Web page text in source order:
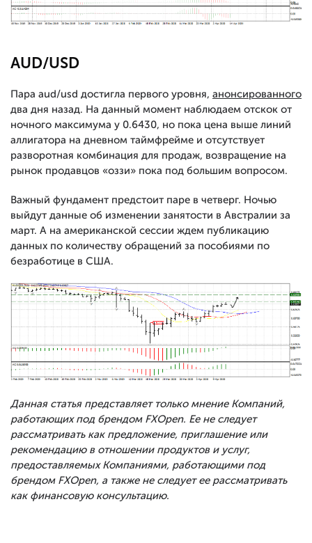
AUD/USD
Пара aud/usd достигла первого уровня, анонсированного
два дня назад. На данный момент наблюдаем отскок от
ночного максимума у 0.6430, но пока цена выше линий
аллигатора на дневном таймфрейме и отсутствует
разворотная комбинация для продаж, возвращение на
рынок продавцов «оззи» пока под большим вопросом.
Важный фундамент предстоит паре в четверг. Ночью
выйдут данные об изменении занятости в Австралии за
март. А на американской сессии ждем публикацию
данных по количеству обращений за пособиями по
безработице в США.
Данная статья представляет только мнение Компаний,
работающих под брендом FXOpen. Ее не следует
рассматривать как предложение, приглашение или
рекомендацию в отношении продуктов и услуг,
предоставляемых Компаниями, работающими под
брендом FXOpen, а также не следует ее рассматривать
как финансовую консультацию.